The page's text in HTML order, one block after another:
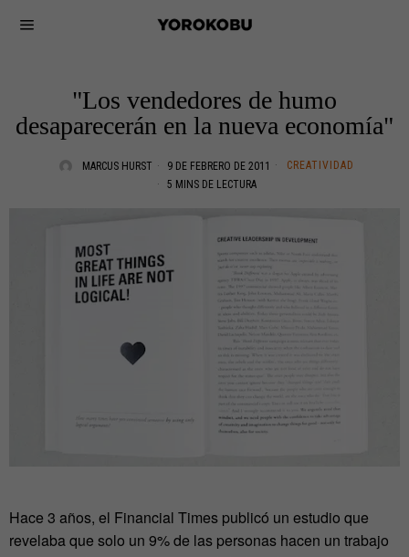
"Los vendedores de humo
desaparecerán en la nueva economía"
MARCUS HURST 9 DE FEBRERO DE 2011
CREATIVIDAD
5 MINS DE LECTURA
Hace 3 años, el Financial Times publicó un estudio que
revelaba que solo un 9% de las personas hacen un trabajo